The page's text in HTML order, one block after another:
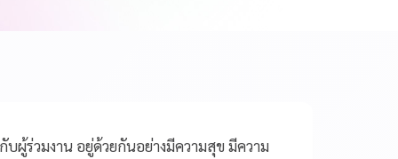
ผู้ร่วมงาน อยู่ด้วยกันอย่างมีความสุข มีความ